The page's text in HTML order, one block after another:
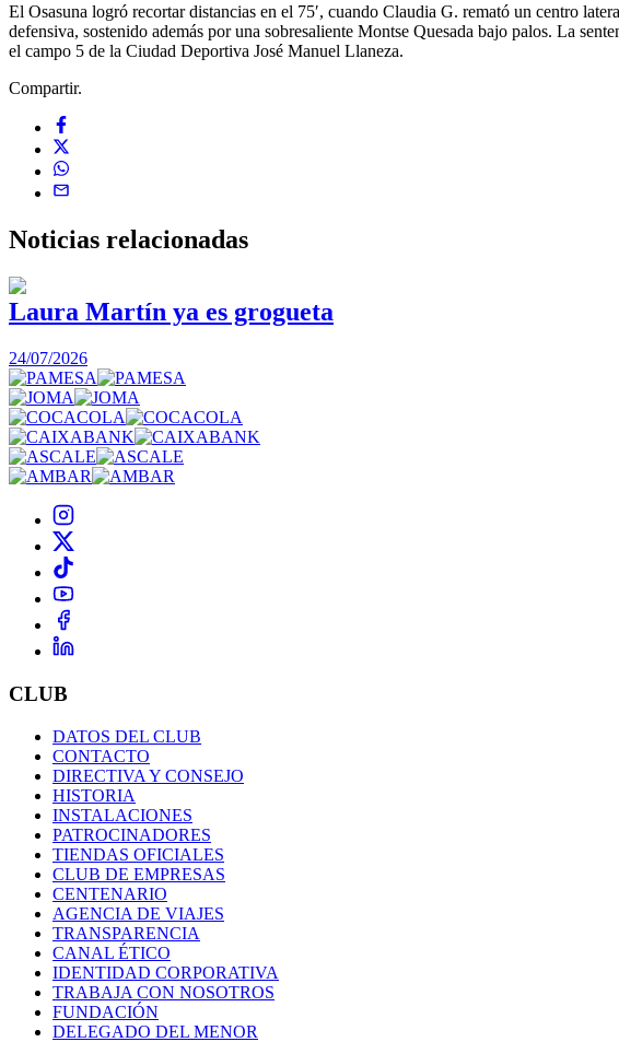
El Osasuna logró recortar distancias en el 75′, cuando Claudia G. remató un centro
defensiva, sostenido además por una sobresaliente Montse Quesada bajo palos. La
el campo 5 de la Ciudad Deportiva José Manuel Llaneza.
Compartir.
Noticias relacionadas
Laura Martín ya es grogueta
24/07/2026
CLUB
DATOS DEL CLUB
CONTACTO
DIRECTIVA Y CONSEJO
HISTORIA
INSTALACIONES
PATROCINADORES
TIENDAS OFICIALES
CLUB DE EMPRESAS
CENTENARIO
AGENCIA DE VIAJES
TRANSPARENCIA
CANAL ÉTICO
IDENTIDAD CORPORATIVA
TRABAJA CON NOSOTROS
FUNDACIÓN
DELEGADO DEL MENOR